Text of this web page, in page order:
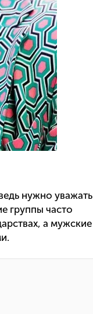
нужно уважать
группы часто
а мужские